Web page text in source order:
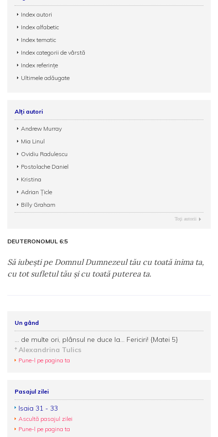
Index autori
Index alfabetic
Index tematic
Index categorii de vârstă
Index referințe
Ultimele adăugate
Alți autori
Andrew Murray
Mia Linul
Ovidiu Radulescu
Postolache Daniel
Kristina
Adrian Țicle
Billy Graham
Toţi autorii
DEUTERONOMUL 6:5
Să iubeşti pe Domnul Dumnezeul tău cu toată inima ta,
cu tot sufletul tău şi cu toată puterea ta.
Un gând
... de multe ori, plânsul ne duce la... Fericiri! {Matei 5}
Alexandrina Tulics
Pune-l pe pagina ta
Pasajul zilei
Isaia 31 - 33
Ascultă pasajul zilei
Pune-l pe pagina ta